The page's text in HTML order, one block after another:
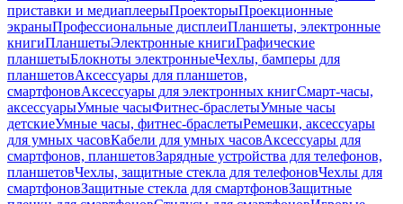
приставки и медиаплеерыПроекторыПроекционные
экраныПрофессиональные дисплеиПланшеты, электронные
книгиПланшетыЭлектронные книгиГрафические
планшетыБлокноты электронныеЧехлы, бамперы для
планшетовАксессуары для планшетов,
смартфоновАксессуары для электронных книгСмарт-часы,
аксессуарыУмные часыФитнес-браслетыУмные часы
детскиеУмные часы, фитнес-браслетыРемешки, аксессуары
для умных часовКабели для умных часовАксессуары для
смартфонов, планшетовЗарядные устройства для телефонов,
планшетовЧехлы, защитные стекла для телефоновЧехлы для
смартфоновЗащитные стекла для смартфоновЗащитные